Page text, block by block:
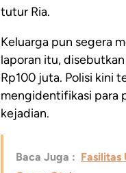
tutur Ria.
Keluarga pun segera
laporan itu,
Rp100 juta. Polisi kini
mengidentifikasi para
kejadian.
Baca Juga : Fasilitas